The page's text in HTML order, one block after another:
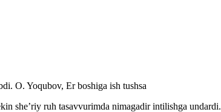
O. Yoqubov, Er boshiga ish tushsa
sheʼriy ruh tasavvurimda nimagadir intilishga undardi.